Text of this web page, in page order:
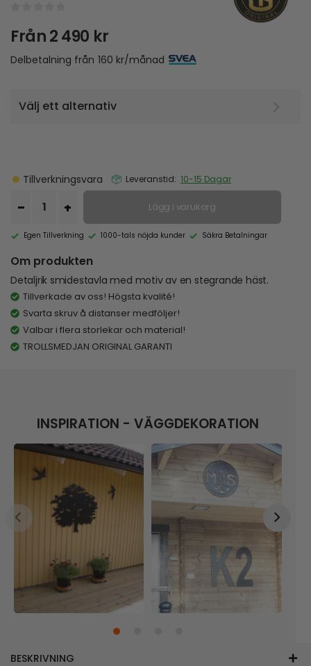
Från2 490 kr
Delbetalning från 160 kr/månad
Tillverkningsvara Leveranstid: 10-15 Dagar
Lägg i varukorg
Egen Tillverkning 1000-tals nöjda kunder Säkra Betalningar
Om produkten
Detaljrik smidestavla med motiv av en stegrande häst.
Tillverkade av oss! Högsta kvalité!
Svarta skruv å distanser medföljer!
Valbar i flera storlekar och material!
TROLLSMEDJAN ORIGINAL GARANTI
INSPIRATION - VÄGGDEKORATION
BESKRIVNING